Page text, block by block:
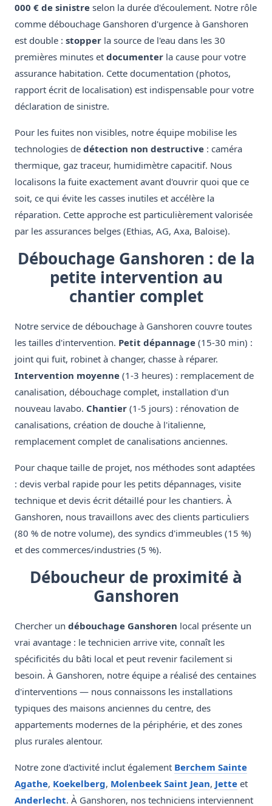
000 € de sinistre selon la durée d'écoulement. Notre rôle
comme débouchage Ganshoren d'urgence à Ganshoren
est double : stopper la source de l'eau dans les 30
premières minutes et documenter la cause pour votre
assurance habitation. Cette documentation (photos,
rapport écrit de localisation) est indispensable pour votre
déclaration de sinistre.
Pour les fuites non visibles, notre équipe mobilise les
technologies de détection non destructive : caméra
thermique, gaz traceur, humidimètre capacitif. Nous
localisons la fuite exactement avant d'ouvrir quoi que ce
soit, ce qui évite les casses inutiles et accélère la
réparation. Cette approche est particulièrement valorisée
par les assurances belges (Ethias, AG, Axa, Baloise).
Débouchage Ganshoren : de la
petite intervention au
chantier complet
Notre service de débouchage à Ganshoren couvre toutes
les tailles d'intervention. Petit dépannage (15-30 min) :
joint qui fuit, robinet à changer, chasse à réparer.
Intervention moyenne (1-3 heures) : remplacement de
canalisation, débouchage complet, installation d'un
nouveau lavabo. Chantier (1-5 jours) : rénovation de
canalisations, création de douche à l'italienne,
remplacement complet de canalisations anciennes.
Pour chaque taille de projet, nos méthodes sont adaptées
: devis verbal rapide pour les petits dépannages, visite
technique et devis écrit détaillé pour les chantiers. À
Ganshoren, nous travaillons avec des clients particuliers
(80 % de notre volume), des syndics d'immeubles (15 %)
et des commerces/industries (5 %).
Déboucheur de proximité à
Ganshoren
Chercher un débouchage Ganshoren local présente un
vrai avantage : le technicien arrive vite, connaît les
spécificités du bâti local et peut revenir facilement si
besoin. À Ganshoren, notre équipe a réalisé des centaines
d'interventions — nous connaissons les installations
typiques des maisons anciennes du centre, des
appartements modernes de la périphérie, et des zones
plus rurales alentour.
Notre zone d'activité inclut également Berchem Sainte
Agathe, Koekelberg, Molenbeek Saint Jean, Jette et
Anderlecht. À Ganshoren, nos techniciens interviennent